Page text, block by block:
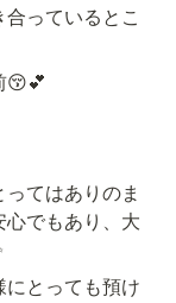
っているとこ
😚💕
てはありのま
でもあり、大
とっても預け